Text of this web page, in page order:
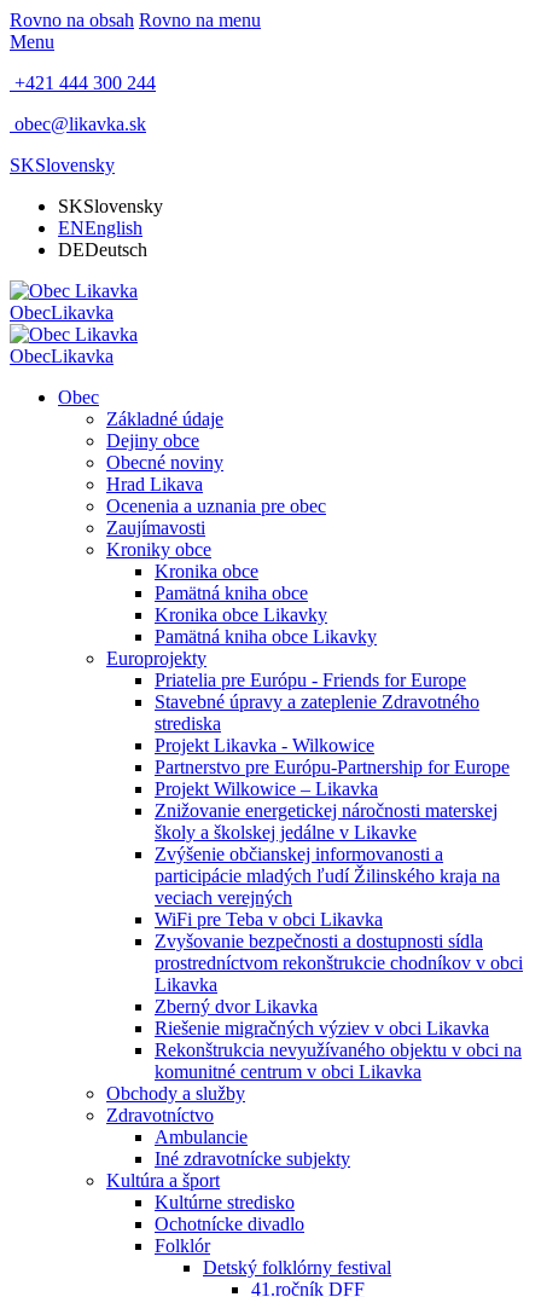
Rovno na obsah Rovno na menu
Menu
+421 444 300 244
obec@likavka.sk
SKSlovensky
SKSlovensky
ENEnglish
DEDeutsch
ObecLikavka
ObecLikavka
Obec
Základné údaje
Dejiny obce
Obecné noviny
Hrad Likava
Ocenenia a uznania pre obec
Zaujímavosti
Kroniky obce
Kronika obce
Pamätná kniha obce
Kronika obce Likavky
Pamätná kniha obce Likavky
Europrojekty
Priatelia pre Európu - Friends for Europe
Stavebné úpravy a zateplenie Zdravotného
strediska
Projekt Likavka - Wilkowice
Partnerstvo pre Európu-Partnership for Europe
Projekt Wilkowice – Likavka
Znižovanie energetickej náročnosti materskej
školy a školskej jedálne v Likavke
Zvýšenie občianskej informovanosti a
participácie mladých ľudí Žilinského kraja na
veciach verejných
WiFi pre Teba v obci Likavka
Zvyšovanie bezpečnosti a dostupnosti sídla
prostredníctvom rekonštrukcie chodníkov v obci
Likavka
Zberný dvor Likavka
Riešenie migračných výziev v obci Likavka
Rekonštrukcia nevyužívaného objektu v obci na
komunitné centrum v obci Likavka
Obchody a služby
Zdravotníctvo
Ambulancie
Iné zdravotnícke subjekty
Kultúra a šport
Kultúrne stredisko
Ochotnícke divadlo
Folklór
Detský folklórny festival
41.ročník DFF